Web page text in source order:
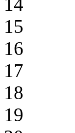
15
16
17
18
19